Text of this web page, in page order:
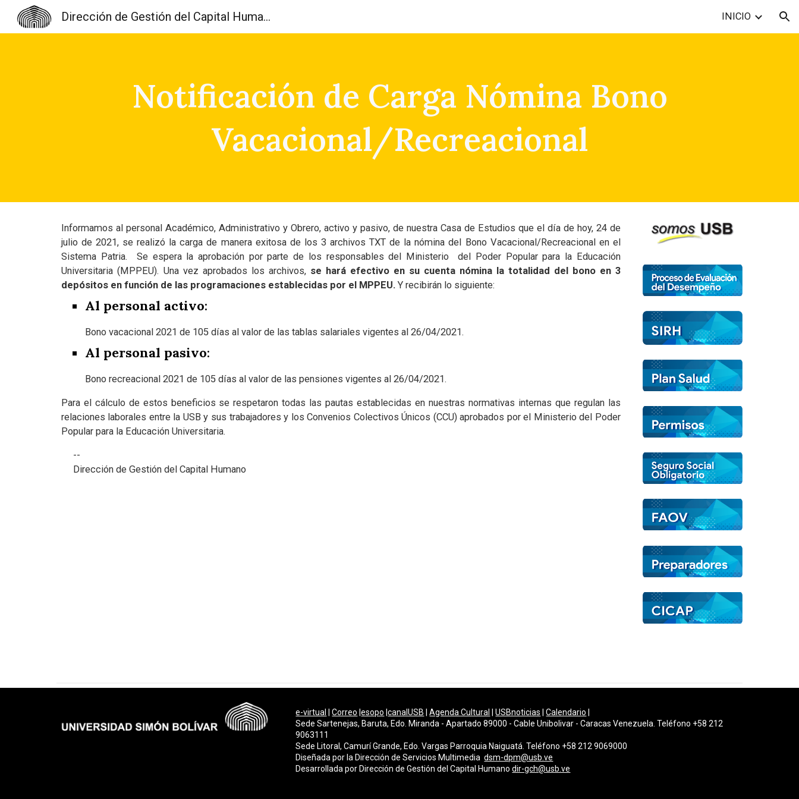
Skip to main content
Dirección de Gestión del Capital Humano INICIO
Notificación de Carga Nómina Bono
Vacacional/Recreacional
Informamos al personal Académico, Administrativo y Obrero, activo y pasivo, de nuestra Casa de Estudios que el día de hoy, 24 de
julio de 2021, se realizó la carga de manera exitosa de los 3 archivos TXT de la nómina del Bono Vacacional/Recreacional en el
Sistema Patria. Se espera la aprobación por parte de los responsables del Ministerio del Poder Popular para la Educación
Universitaria (MPPEU). Una vez aprobados los archivos, se hará efectivo en su cuenta nómina la totalidad del bono en 3
depósitos en función de las programaciones establecidas por el MPPEU.Y recibirán lo siguiente:
Al personal activo:
Bono vacacional 2021 de 105 días al valor de las tablas salariales vigentes al 26/04/2021.
Al personal pasivo:
Bono recreacional 2021 de 105 días al valor de las pensiones vigentes al 26/04/2021.
Para el cálculo de estos beneficios se respetaron todas las pautas establecidas en nuestras normativas internas que regulan las
relaciones laborales entre la USB y sus trabajadores y los Convenios Colectivos Únicos (CCU) aprobados por el Ministerio del Poder
Popular para la Educación Universitaria.
--
Dirección de Gestión del Capital Humano
e-virtual |Correo |esopo |canalUSB |Agenda Cultural |USBnoticias |Calendario
Sede Sartenejas, Baruta, Edo. Miranda - Apartado 89000 - Cable Unibolivar - Caracas Venezuela. Teléfono +58 212
9063111
Sede Litoral, Camurí Grande, Edo. Vargas Parroquia Naiguatá. Teléfono +58 212 9069000
Diseñada por la Dirección de Servicios Multimediadsm-dpm@usb.ve
Desarrollada por Dirección de Gestión del Capital Humano dir-gch@usb.ve